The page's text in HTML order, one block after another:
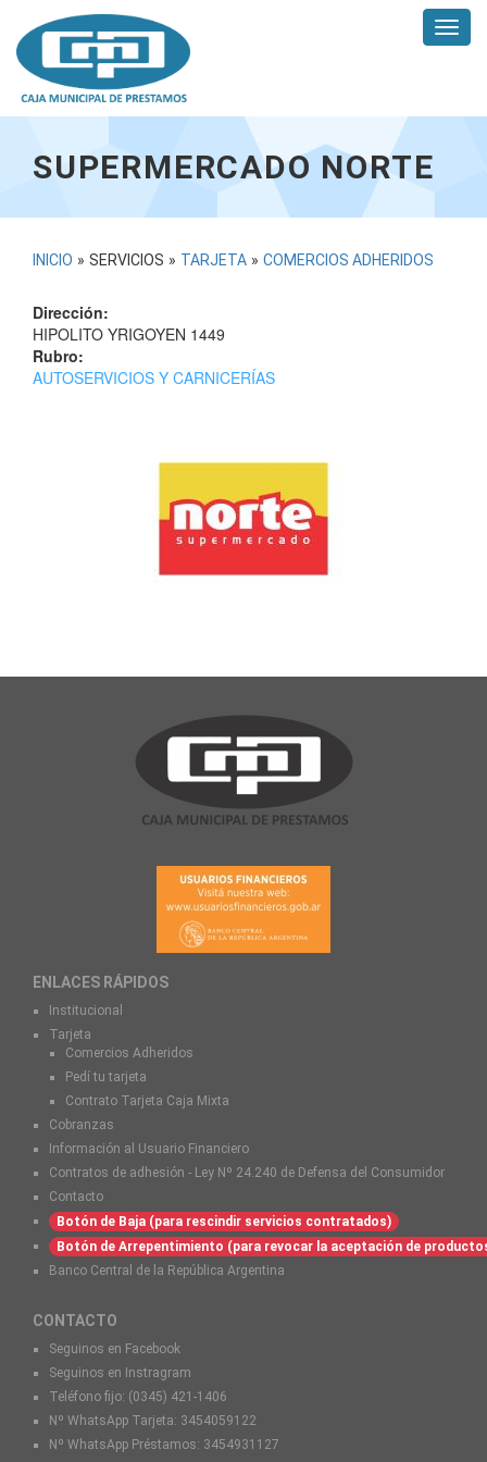
contenido
principal
SUPERMERCADO NORTE
USTED
AQUÍ
INICIO » SERVICIOS » TARJETA » COMERCIOS ADHERIDOS
Dirección:
HIPOLITO YRIGOYEN 1449
Rubro:
AUTOSERVICIOS Y CARNICERÍAS
ENLACES RÁPIDOS
Institucional
Tarjeta
Comercios Adheridos
Pedí tu tarjeta
Contrato Tarjeta Caja Mixta
Cobranzas
Información al Usuario Financiero
Contratos de adhesión - Ley Nº 24.240 de Defensa del Consumidor
Contacto
Botón de Baja (para rescindir servicios contratados)
Botón de Arrepentimiento (para revocar la aceptación de
Banco Central de la República Argentina
CONTACTO
Seguinos en Facebook
Seguinos en Instragram
Teléfono fijo: (0345) 421-1406
Nº WhatsApp Tarjeta: 3454059122
Nº WhatsApp Préstamos: 3454931127